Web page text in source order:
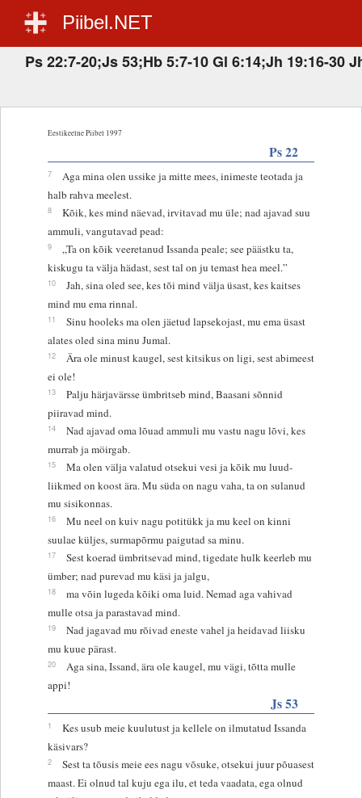
Piibel.NET
Ps 22:7-20;Js 53;Hb 5:7-10 Gl 6:14;Jh 19:16-30
Eestikeelne Piibel 1997
Ps 22
7
Aga mina olen ussike ja mitte mees, inimeste teotada ja
halb rahva meelest.
8
Kõik, kes mind näevad, irvitavad mu üle; nad ajavad suu
ammuli, vangutavad pead:
9
„Ta on kõik veeretanud Issanda peale; see päästku ta,
kiskugu ta välja hädast, sest tal on ju temast hea meel.”
10
Jah, sina oled see, kes tõi mind välja üsast, kes kaitses
mind mu ema rinnal.
11
Sinu hooleks ma olen jäetud lapsekojast, mu ema üsast
alates oled sina minu Jumal.
12
Ära ole minust kaugel, sest kitsikus on ligi, sest abimeest
ei ole!
13
Palju härjavärsse ümbritseb mind, Baasani sõnnid
piiravad mind.
14
Nad ajavad oma lõuad ammuli mu vastu nagu lõvi, kes
murrab ja möirgab.
15
Ma olen välja valatud otsekui vesi ja kõik mu luud-
liikmed on koost ära. Mu süda on nagu vaha, ta on sulanud
mu sisikonnas.
16
Mu neel on kuiv nagu potitükk ja mu keel on kinni
suulae küljes, surmapõrmu paigutad sa minu.
17
Sest koerad ümbritsevad mind, tigedate hulk keerleb mu
ümber; nad purevad mu käsi ja jalgu,
18
ma võin lugeda kõiki oma luid. Nemad aga vahivad
mulle otsa ja parastavad mind.
19
Nad jagavad mu rõivad eneste vahel ja heidavad liisku
mu kuue pärast.
20
Aga sina, Issand, ära ole kaugel, mu vägi, tõtta mulle
appi!
Js 53
1
Kes usub meie kuulutust ja kellele on ilmutatud Issanda
käsivars?
2
Sest ta tõusis meie ees nagu võsuke, otsekui juur põuasest
maast. Ei olnud tal kuju ega ilu, et teda vaadata, ega olnud